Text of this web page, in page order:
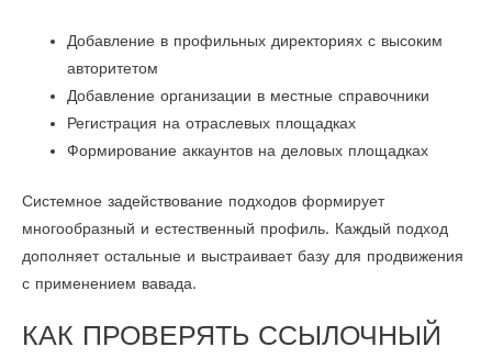
Добавление в профильных директориях с высоким
авторитетом
Добавление организации в местные справочники
Регистрация на отраслевых площадках
Формирование аккаунтов на деловых площадках
Системное задействование подходов формирует
многообразный и естественный профиль. Каждый подход
дополняет остальные и выстраивает базу для продвижения
с применением вавада.
КАК ПРОВЕРЯТЬ ССЫЛОЧНЫЙ